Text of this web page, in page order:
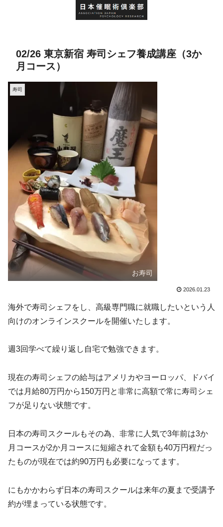
02/26 東京新宿 寿司シェフ養成講座（3か
月コース）
寿司
お寿司
2026.01.23
海外で寿司シェフをし、高級専門職に就職したいという人
向けのオンラインスクールを開催いたします。
週3回学べて繰り返し自宅で勉強できます。
現在の寿司シェフの給与はアメリカやヨーロッパ、ドバイ
では月給80万円から150万円と非常に高額で常に寿司シェ
フが足りない状態です。
日本の寿司スクールもその為、非常に人気で3年前は3か
月コースが2か月コースに短縮されて金額も40万円程だっ
たものが現在では約90万円も必要になってます。
にもかかわらず日本の寿司スクールは来年の夏まで受講予
約が埋まっている状態です。